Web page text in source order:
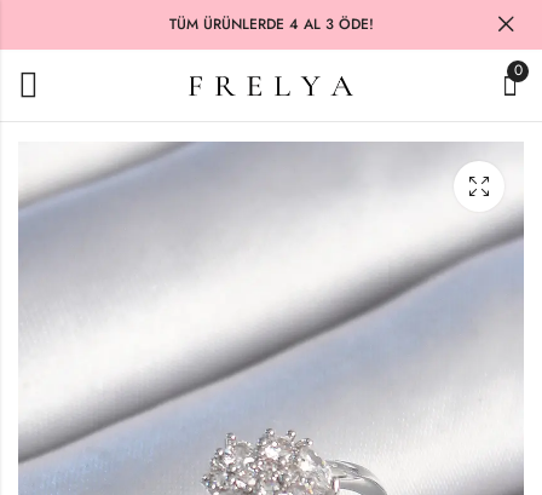
TÜM ÜRÜNLERDE 4 AL 3 ÖDE!
0